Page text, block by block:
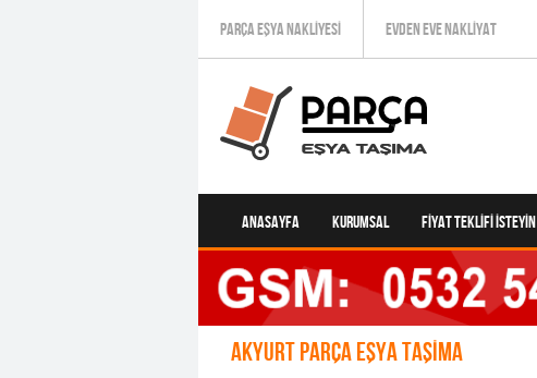
PARÇA EŞYA NAKLIYESI EVDEN EVE NAKLIYAT
ANASAYFA KURUMSAL FIYAT TEKLIFI İSTEYIN
Akyurt Parça Eşya Taşıma